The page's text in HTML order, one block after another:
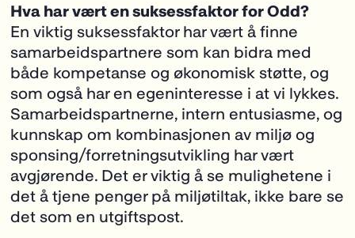
Hva har vært en suksessfaktor for Odd?
En viktig suksessfaktor har vært å finne
samarbeidspartnere som kan bidra med
både kompetanse og økonomisk støtte, og
som også har en egeninteresse i at vi lykkes.
Samarbeidspartnerne, intern entusiasme, og
kunnskap om kombinasjonen av miljø og
sponsing/forretningsutvikling har vært
avgjørende. Det er viktig å se mulighetene i
det å tjene penger på miljøtiltak, ikke bare se
det som en utgiftspost.